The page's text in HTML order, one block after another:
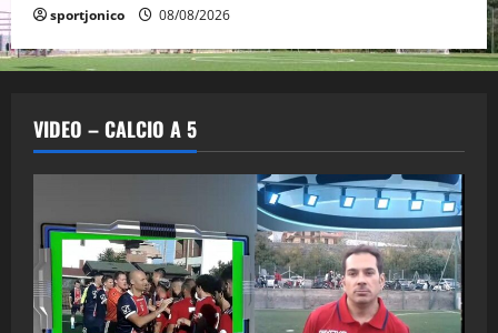
sportjonico 08/08/2026
VIDEO – CALCIO A 5